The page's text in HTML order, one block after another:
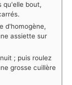
qu'elle bout,
d'homogène,
assiette sur
; puis roulez
grosse cuillère